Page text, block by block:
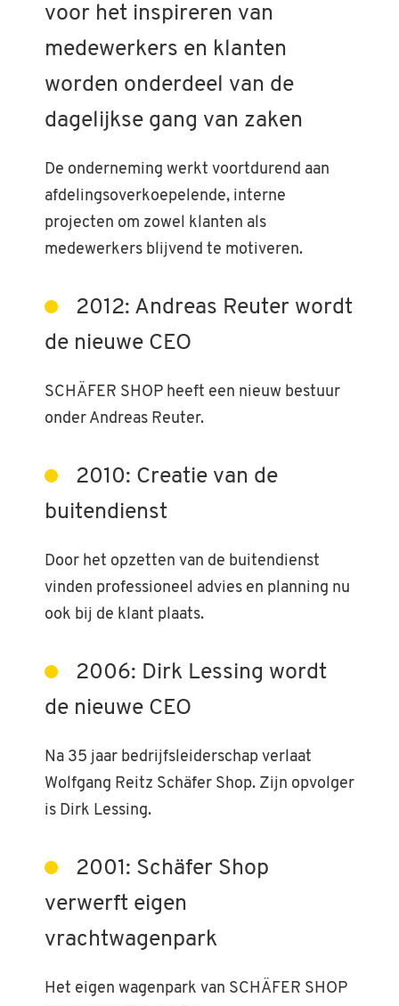
voor het inspireren van
medewerkers en klanten
worden onderdeel van de
dagelijkse gang van zaken
De onderneming werkt voortdurend aan
afdelingsoverkoepelende, interne
projecten om zowel klanten als
medewerkers blijvend te motiveren.
2012: Andreas Reuter wordt
de nieuwe CEO
SCHÄFER SHOP heeft een nieuw bestuur
onder Andreas Reuter.
2010: Creatie van de
buitendienst
Door het opzetten van de buitendienst
vinden professioneel advies en planning nu
ook bij de klant plaats.
2006: Dirk Lessing wordt
de nieuwe CEO
Na 35 jaar bedrijfsleiderschap verlaat
Wolfgang Reitz Schäfer Shop. Zijn opvolger
is Dirk Lessing.
2001: Schäfer Shop
verwerft eigen
vrachtwagenpark
Het eigen wagenpark van SCHÄFER SHOP